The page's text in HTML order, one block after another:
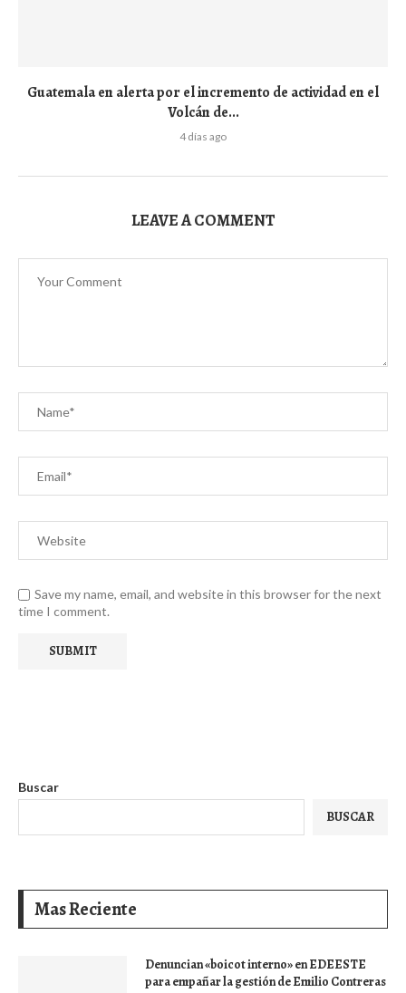
Guatemala en alerta por el incremento de actividad en el
Volcán de...
4 días ago
LEAVE A COMMENT
Save my name, email, and website in this browser for the next
time I comment.
Buscar
BUSCAR
Mas Reciente
Denuncian «boicot interno» en EDEESTE
para empañar la gestión de Emilio Contreras